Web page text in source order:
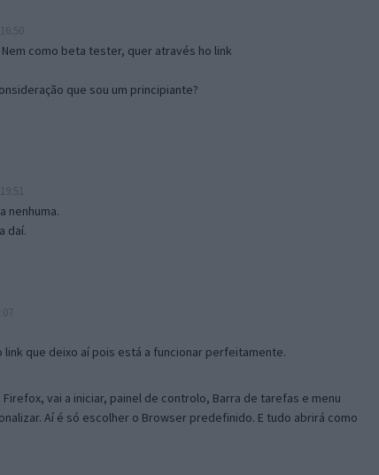
como beta tester, quer através ho link
que sou um principiante?
nenhuma.
daí.
que deixo aí pois está a funcionar perfeitamente.
vai a iniciar, painel de controlo, Barra de tarefas e menu
Aí é só escolher o Browser predefinido. E tudo abrirá como